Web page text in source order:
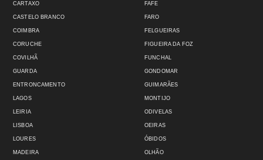
CARTAXO
CASTELO BRANCO
COIMBRA
CORUCHE
COVILHÃ
GUARDA
ENTRONCAMENTO
FAFE
FARO
FELGUEIRAS
FIGUEIRA DA FOZ
FUNCHAL
GONDOMAR
GUIMARÃES
LAGOS
LEIRIA
LISBOA
LOURES
MADEIRA
MONTIJO
ODIVELAS
OEIRAS
ÓBIDOS
OLHÃO